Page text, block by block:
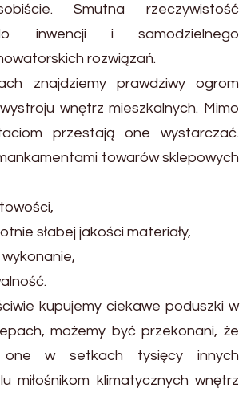
Smutna rzeczywistość
inwencji i samodzielnego
rozwiązań.
znajdziemy prawdziwy ogrom
wnętrz mieszkalnych. Mimo
przestają one wystarczać.
towarów sklepowych
słabej jakości materiały,
kupujemy ciekawe poduszki w
możemy być przekonani, że
w setkach tysięcy innych
miłośnikom klimatycznych wnętrz